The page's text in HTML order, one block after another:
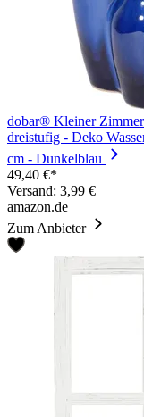
dobar® Kleiner
dreistufig - Deko
cm - Dunkelblau
49,40 €*
Versand: 3,99 €
amazon.de
Zum Anbieter